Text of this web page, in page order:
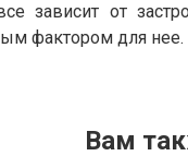
зависит от
фактором для нее.
Вам